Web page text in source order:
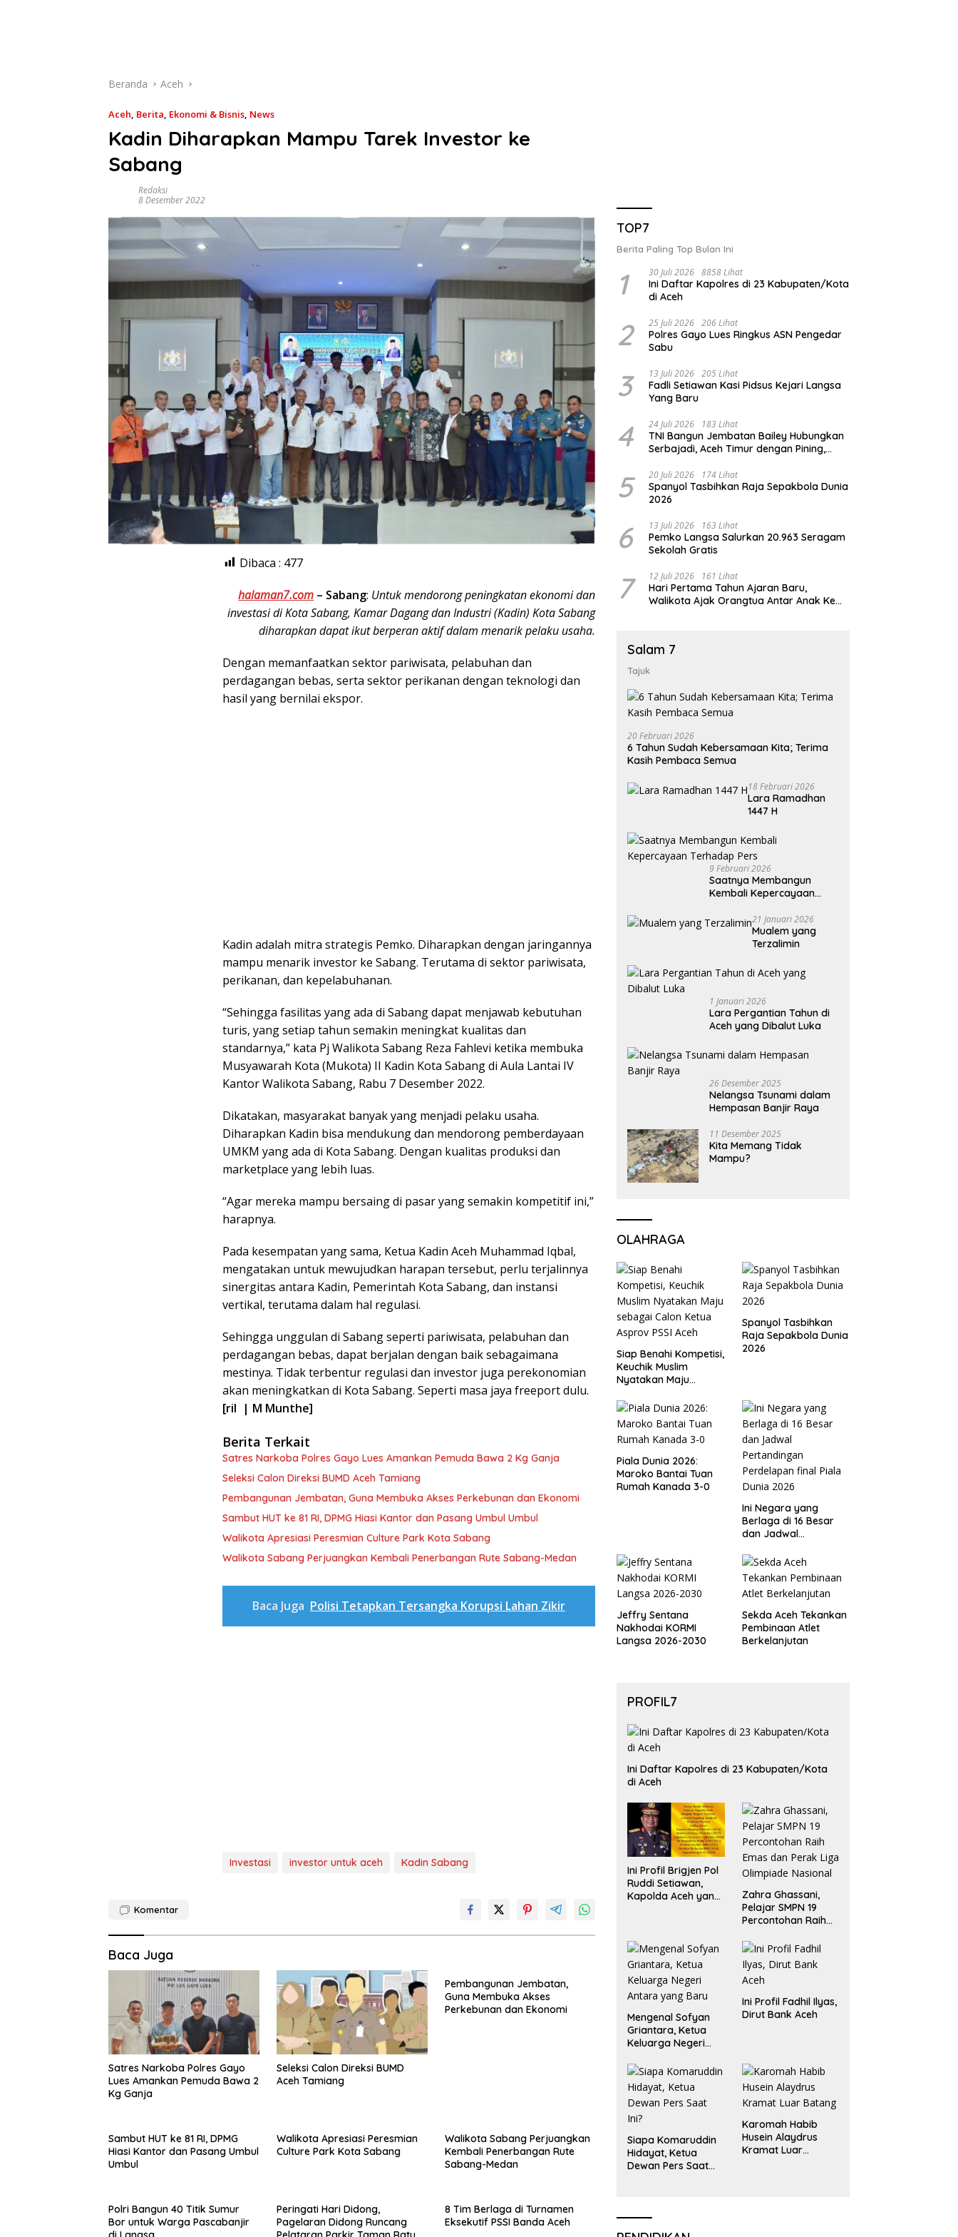
Beranda Aceh
Aceh, Berita, Ekonomi & Bisnis, News
Kadin Diharapkan Mampu Tarek Investor ke
Sabang
Redaksi
8 Desember 2022
Dibaca : 477
halaman7.com – Sabang: Untuk mendorong peningkatan ekonomi dan
investasi di Kota Sabang, Kamar Dagang dan Industri (Kadin) Kota Sabang
diharapkan dapat ikut berperan aktif dalam menarik pelaku usaha.
Dengan memanfaatkan sektor pariwisata, pelabuhan dan
perdagangan bebas, serta sektor perikanan dengan teknologi dan
hasil yang bernilai ekspor.
Kadin adalah mitra strategis Pemko. Diharapkan dengan jaringannya
mampu menarik investor ke Sabang. Terutama di sektor pariwisata,
perikanan, dan kepelabuhanan.
“Sehingga fasilitas yang ada di Sabang dapat menjawab kebutuhan
turis, yang setiap tahun semakin meningkat kualitas dan
standarnya,” kata Pj Walikota Sabang Reza Fahlevi ketika membuka
Musyawarah Kota (Mukota) II Kadin Kota Sabang di Aula Lantai IV
Kantor Walikota Sabang, Rabu 7 Desember 2022.
Dikatakan, masyarakat banyak yang menjadi pelaku usaha.
Diharapkan Kadin bisa mendukung dan mendorong pemberdayaan
UMKM yang ada di Kota Sabang. Dengan kualitas produksi dan
marketplace yang lebih luas.
“Agar mereka mampu bersaing di pasar yang semakin kompetitif ini,”
harapnya.
Pada kesempatan yang sama, Ketua Kadin Aceh Muhammad Iqbal,
mengatakan untuk mewujudkan harapan tersebut, perlu terjalinnya
sinergitas antara Kadin, Pemerintah Kota Sabang, dan instansi
vertikal, terutama dalam hal regulasi.
Sehingga unggulan di Sabang seperti pariwisata, pelabuhan dan
perdagangan bebas, dapat berjalan dengan baik sebagaimana
mestinya. Tidak terbentur regulasi dan investor juga perekonomian
akan meningkatkan di Kota Sabang. Seperti masa jaya freeport dulu.
[ril | M Munthe]
Berita Terkait
Satres Narkoba Polres Gayo Lues Amankan Pemuda Bawa 2 Kg Ganja
Seleksi Calon Direksi BUMD Aceh Tamiang
Pembangunan Jembatan, Guna Membuka Akses Perkebunan dan Ekonomi
Sambut HUT ke 81 RI, DPMG Hiasi Kantor dan Pasang Umbul Umbul
Walikota Apresiasi Peresmian Culture Park Kota Sabang
Walikota Sabang Perjuangkan Kembali Penerbangan Rute Sabang-Medan
Baca Juga Polisi Tetapkan Tersangka Korupsi Lahan Zikir
Investasi investor untuk aceh Kadin Sabang
Komentar
Baca Juga
Satres Narkoba Polres Gayo
Lues Amankan Pemuda Bawa 2
Kg Ganja
Seleksi Calon Direksi BUMD
Aceh Tamiang
Pembangunan Jembatan,
Guna Membuka Akses
Perkebunan dan Ekonomi
Sambut HUT ke 81 RI, DPMG
Hiasi Kantor dan Pasang Umbul
Umbul
Walikota Apresiasi Peresmian
Culture Park Kota Sabang
Walikota Sabang Perjuangkan
Kembali Penerbangan Rute
Sabang-Medan
Polri Bangun 40 Titik Sumur
Bor untuk Warga Pascabanjir
Peringati Hari Didong,
Pagelaran Didong Runcang
8 Tim Berlaga di Turnamen
Eksekutif PSSI Banda Aceh
TOP7
Berita Paling Top Bulan Ini
1 30 Juli 2026 8858 Lihat
Ini Daftar Kapolres di 23 Kabupaten/Kota
di Aceh
2 25 Juli 2026 206 Lihat
Polres Gayo Lues Ringkus ASN Pengedar
Sabu
3 13 Juli 2026 205 Lihat
Fadli Setiawan Kasi Pidsus Kejari Langsa
Yang Baru
4 24 Juli 2026 183 Lihat
TNI Bangun Jembatan Bailey Hubungkan
Serbajadi, Aceh Timur dengan Pining,
5 20 Juli 2026 174 Lihat
Spanyol Tasbihkan Raja Sepakbola Dunia
2026
6 13 Juli 2026 163 Lihat
Pemko Langsa Salurkan 20.963 Seragam
Sekolah Gratis
7 12 Juli 2026 161 Lihat
Hari Pertama Tahun Ajaran Baru,
Walikota Ajak Orangtua Antar Anak Ke
Salam 7
Tajuk
20 Februari 2026
6 Tahun Sudah Kebersamaan Kita; Terima
Kasih Pembaca Semua
18 Februari 2026
Lara Ramadhan
1447 H
9 Februari 2026
Saatnya Membangun
Kembali Kepercayaan
21 Januari 2026
Mualem yang
Terzalimin
1 Januari 2026
Lara Pergantian Tahun di
Aceh yang Dibalut Luka
26 Desember 2025
Nelangsa Tsunami dalam
Hempasan Banjir Raya
11 Desember 2025
Kita Memang Tidak
Mampu?
OLAHRAGA
Siap Benahi Kompetisi,
Keuchik Muslim
Nyatakan Maju
Asprov PSSI Aceh
Spanyol Tasbihkan
Raja Sepakbola Dunia
2026
Piala Dunia 2026:
Maroko Bantai Tuan
Rumah Kanada 3-0
Ini Negara yang
Berlaga di 16 Besar
dan Jadwal
Perdelapan final Piala
Dunia 2026
Jeffry Sentana
Nakhodai KORMI
Langsa 2026-2030
Sekda Aceh Tekankan
Pembinaan Atlet
Berkelanjutan
PROFIL7
Ini Daftar Kapolres di 23 Kabupaten/Kota
di Aceh
Ini Profil Brigjen Pol
Ruddi Setiawan,
Kapolda Aceh yang
Zahra Ghassani,
Pelajar SMPN 19
Percontohan Raih
Liga Olimpiade
Nasional
Mengenal Sofyan
Griantara, Ketua
Keluarga Negeri
Ini Profil Fadhil Ilyas,
Dirut Bank Aceh
Siapa Komaruddin
Hidayat, Ketua
Dewan Pers Saat
Karomah Habib
Husein Alaydrus
Kramat Luar